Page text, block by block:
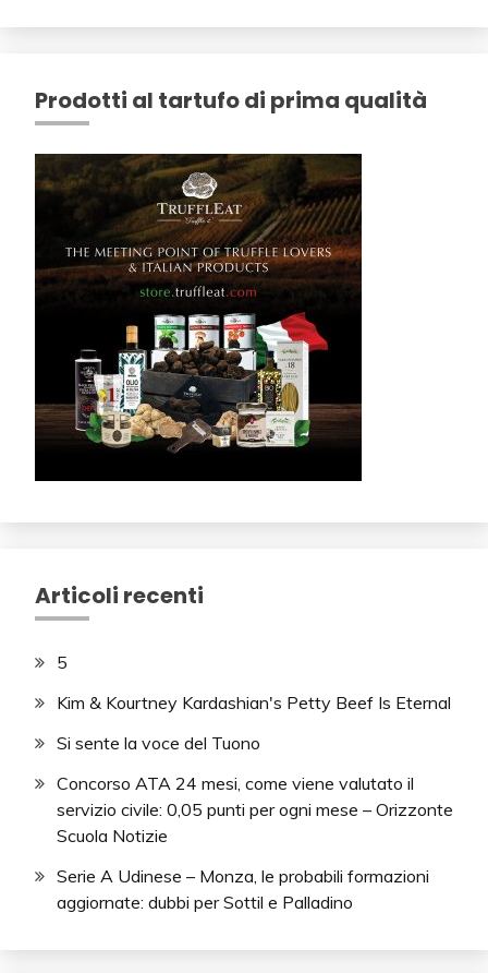
Prodotti al tartufo di prima qualità
Articoli recenti
5
Kim & Kourtney Kardashian's Petty Beef Is Eternal
Si sente la voce del Tuono
Concorso ATA 24 mesi, come viene valutato il
servizio civile: 0,05 punti per ogni mese – Orizzonte
Scuola Notizie
Serie A Udinese – Monza, le probabili formazioni
aggiornate: dubbi per Sottil e Palladino